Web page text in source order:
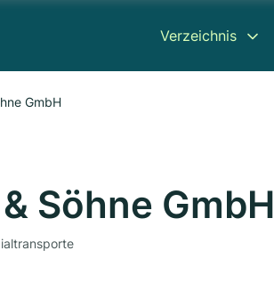
Verzeichnis
GmbH
Söhne GmbH